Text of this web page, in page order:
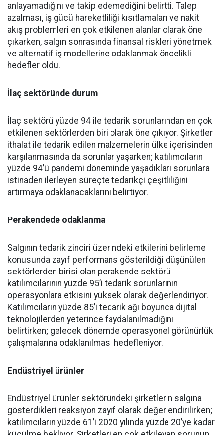
anlayamadığını ve takip edemediğini belirtti. Talep
azalması, iş gücü hareketliliği kısıtlamaları ve nakit
akış problemleri en çok etkilenen alanlar olarak öne
çıkarken, salgın sonrasında finansal riskleri yönetmek
ve alternatif iş modellerine odaklanmak öncelikli
hedefler oldu.
İlaç sektöründe durum
İlaç sektörü yüzde 94 ile tedarik sorunlarından en çok
etkilenen sektörlerden biri olarak öne çıkıyor. Şirketler
ithalat ile tedarik edilen malzemelerin ülke içerisinden
karşılanmasında da sorunlar yaşarken; katılımcıların
yüzde 94’ü pandemi döneminde yaşadıkları sorunlara
istinaden ilerleyen süreçte tedarikçi çeşitliliğini
artırmaya odaklanacaklarını belirtiyor.
Perakendede odaklanma
Salgının tedarik zinciri üzerindeki etkilerini belirleme
konusunda zayıf performans gösterildiği düşünülen
sektörlerden birisi olan perakende sektörü
katılımcılarının yüzde 95’i tedarik sorunlarının
operasyonlara etkisini yüksek olarak değerlendiriyor.
Katılımcıların yüzde 85’i tedarik ağı boyunca dijital
teknolojilerden yeterince faydalanılmadığını
belirtirken; gelecek dönemde operasyonel görünürlük
çalışmalarına odaklanılması hedefleniyor.
Endüstriyel ürünler
Endüstriyel ürünler sektöründeki şirketlerin salgına
gösterdikleri reaksiyon zayıf olarak değerlendirilirken;
katılımcıların yüzde 61’i 2020 yılında yüzde 20’ye kadar